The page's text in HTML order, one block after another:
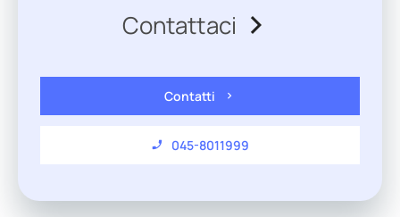
Contattaci
Contatti
045-8011999